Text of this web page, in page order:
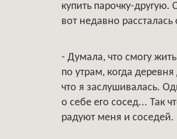
купить парочку-
вот недавно
- Думала, что смогу
по утрам, когда
что я заслушивалась.
о себе его сосед... Так
радуют меня и соседей.